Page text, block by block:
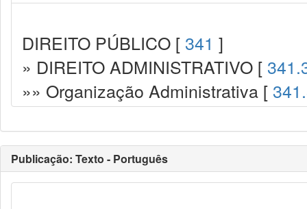
DIREITO PÚBLICO [ 341 ]
» DIREITO ADMINISTRATIVO [
»» Organização Administrativa [
Publicação: Texto - Português